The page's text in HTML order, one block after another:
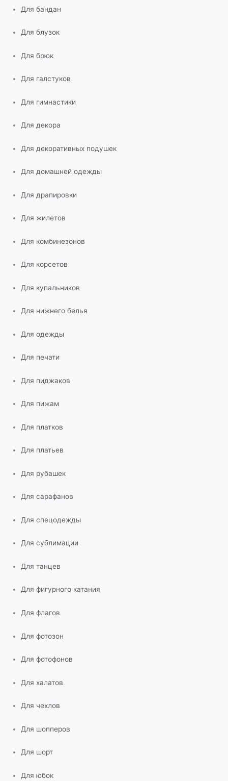
Для бандан
Для блузок
Для брюк
Для галстуков
Для гимнастики
Для декора
Для декоративных подушек
Для домашней одежды
Для драпировки
Для жилетов
Для комбинезонов
Для корсетов
Для купальников
Для нижнего белья
Для одежды
Для печати
Для пиджаков
Для пижам
Для платков
Для платьев
Для рубашек
Для сарафанов
Для спецодежды
Для сублимации
Для танцев
Для фигурного катания
Для флагов
Для фотозон
Для фотофонов
Для халатов
Для чехлов
Для шопперов
Для шорт
Для юбок